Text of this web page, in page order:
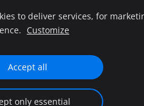
to deliver services, for
Customize
Accept all
only essential